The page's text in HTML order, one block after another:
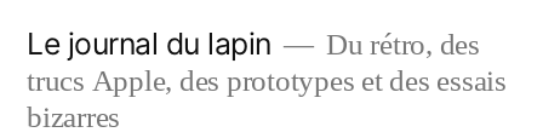
contenu
Le journal du lapin
Du rétro, des
trucs Apple, des prototypes et des essais
bizarres